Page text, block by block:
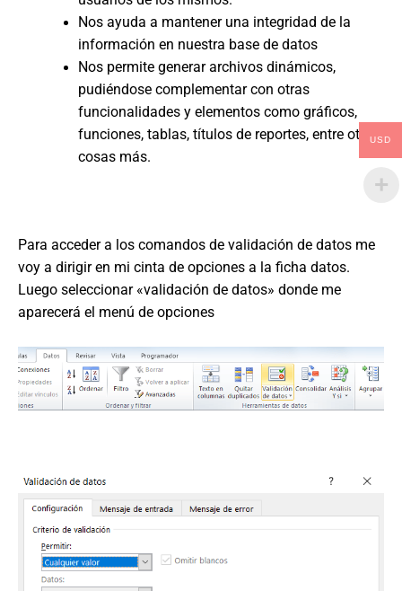
Nos ayuda a mantener una integridad de la
información en nuestra base de datos
Nos permite generar archivos dinámicos,
pudiéndose complementar con otras
funcionalidades y elementos como gráficos,
funciones, tablas, títulos de reportes, entre otras
cosas más.
Para acceder a los comandos de validación de datos me
voy a dirigir en mi cinta de opciones a la ficha datos.
Luego seleccionar «validación de datos» donde me
aparecerá el menú de opciones
USD